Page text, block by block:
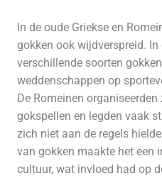
In de oude Griekse en
gokken ook wijdverspreid. In
verschillende soorten
weddenschappen op
De Romeinen
gokspellen en legden vaak
zich niet aan de regels
van gokken maakte het een
cultuur, wat invloed had op